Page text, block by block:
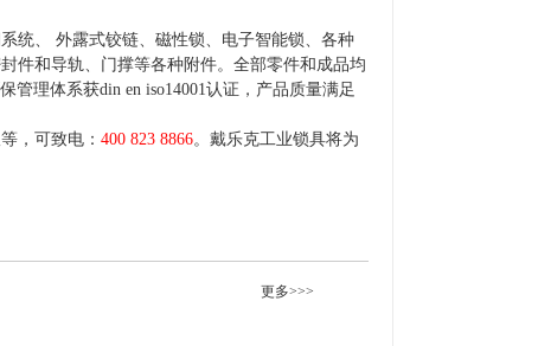
统、 外露式铰链、磁性锁、电子智能锁、各种
件和导轨、门撑等各种附件。全部零件和成品均
管理体系获din en iso14001认证，产品质量满足
，可致电： 400 823 8866。戴乐克工业锁具将为
更多>>>